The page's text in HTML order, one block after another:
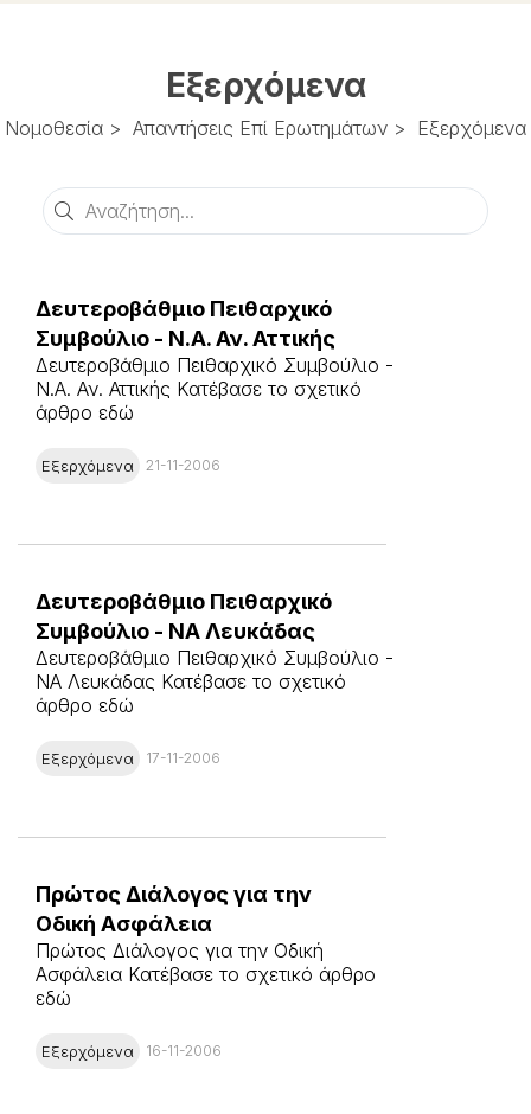
Εξερχόμενα
Νομοθεσία > Απαντήσεις Επί Ερωτημάτων > Εξερχόμενα
Αναζήτηση
Δευτεροβάθμιο Πειθαρχικό
Συμβούλιο - Ν.Α. Αν. Αττικής
Δευτεροβάθμιο Πειθαρχικό Συμβούλιο -
Ν.Α. Αν. Αττικής Κατέβασε το σχετικό
άρθρο εδώ
Εξερχόμενα 21-11-2006
Δευτεροβάθμιο Πειθαρχικό
Συμβούλιο - ΝΑ Λευκάδας
Δευτεροβάθμιο Πειθαρχικό Συμβούλιο -
ΝΑ Λευκάδας Κατέβασε το σχετικό
άρθρο εδώ
Εξερχόμενα 17-11-2006
Πρώτος Διάλογος για την
Οδική Ασφάλεια
Πρώτος Διάλογος για την Οδική
Ασφάλεια Κατέβασε το σχετικό άρθρο
εδώ
Εξερχόμενα 16-11-2006